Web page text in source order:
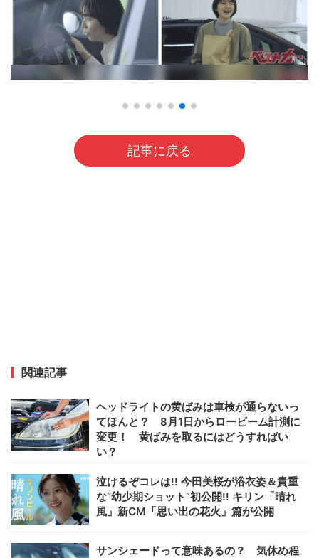
記事に戻る
関連記事
ヘッドライトの黄ばみは車検が通らないっ
てほんと？ 8月1日からロービーム計測に
変更！ 黄ばみを取るにはどうすればい
い？
泣けるぞコレは!! 今田美桜が浴衣姿＆貴重
な“幼少期ショット”初公開!! キリン「晴れ
風」新CM「思い出の花火」篇が公開
サンシェードって意味あるの？ 気休め程